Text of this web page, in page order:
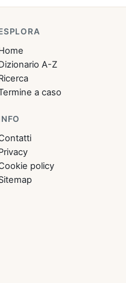
A-Z
a caso
policy